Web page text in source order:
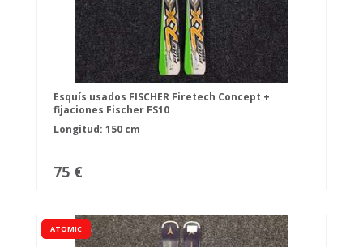
Esquís usados FISCHER Firetech Concept +
fijaciones Fischer FS10
Longitud: 150 cm
75 €
ATOMIC